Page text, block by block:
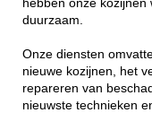
hebben onze
duurzaam.
Onze diensten
nieuwe kozijnen, het
repareren van
nieuwste technieken